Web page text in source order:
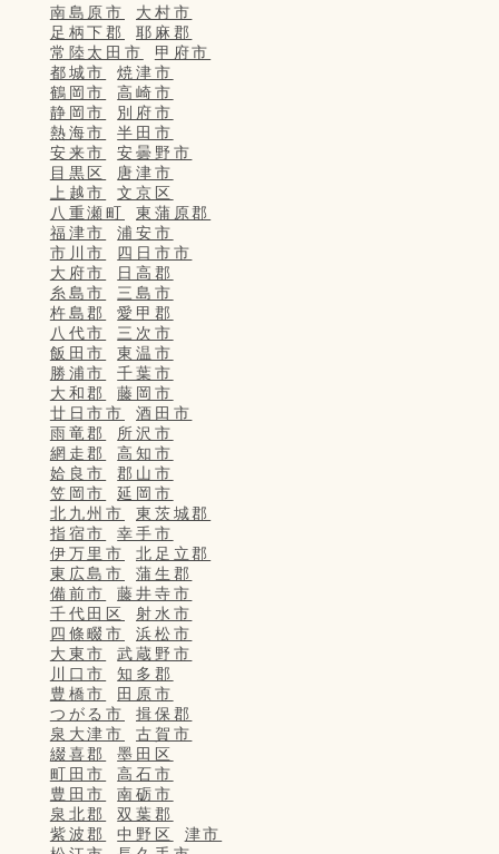
南島原市
大村市
足柄下郡
耶麻郡
常陸太田市
甲府市
都城市
焼津市
鶴岡市
高崎市
静岡市
別府市
熱海市
半田市
安来市
安曇野市
目黒区
唐津市
上越市
文京区
八重瀬町
東蒲原郡
福津市
浦安市
市川市
四日市市
大府市
日高郡
糸島市
三島市
杵島郡
愛甲郡
八代市
三次市
飯田市
東温市
勝浦市
千葉市
大和郡
藤岡市
廿日市市
酒田市
雨竜郡
所沢市
網走郡
高知市
姶良市
郡山市
笠岡市
延岡市
北九州市
東茨城郡
指宿市
幸手市
伊万里市
北足立郡
東広島市
蒲生郡
備前市
藤井寺市
千代田区
射水市
四條畷市
浜松市
大東市
武蔵野市
川口市
知多郡
豊橋市
田原市
つがる市
揖保郡
泉大津市
古賀市
綴喜郡
墨田区
町田市
高石市
豊田市
南砺市
泉北郡
双葉郡
紫波郡
中野区
津市